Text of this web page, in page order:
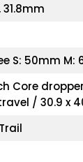
S: 50mm M:
Core
/ 30.9 x